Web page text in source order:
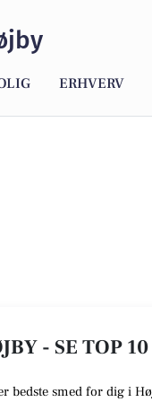
ERHVERV
- SE TOP
bedste smed for dig i